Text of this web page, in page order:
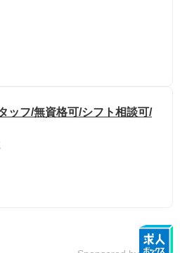
ッフ/無資格可/シフト相談可/